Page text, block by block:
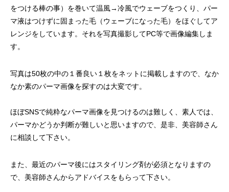
をつける棒の事）を巻いて温風→冷風でウェーブをつくり、パー
マ液はつけずに固まった毛（ウェーブになった毛）をほぐしてア
レンジをしています。それを写真撮影してPC等で画像編集しま
す。
写真は50枚の中の１番良い１枚をネットに掲載しますので、なか
なか素のパーマ画像を探すのは大変です。
ほぼSNSで純粋なパーマ画像を見つけるのは難しく、素人では、
パーマかどうか判断が難しいと思いますので、是非、美容師さん
に相談して下さい。
また、最近のパーマ後にはスタイリング剤が必須となりますの
で、美容師さんからアドバイスをもらって下さい。